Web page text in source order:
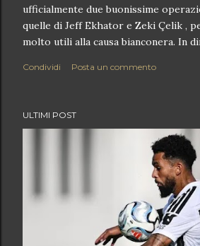
ufficialmente due buonissime
quelle di Jeff Ekhator e Zeki Çelik ,
molto utili alla causa bianconera. In
il gran colpo già ufficiale,
Spalletti fino in fondo, specie su tre
oltre alla necessità di acquistare un
possa sostituire l’inaffidabile
Vecchia Signora ha bisogno come
centrocampista qualitativamente
specifici di regia. Franck Kessié ,
in realtà non risponde esattamente
Condividi Posta un commento
ULTIMI POST